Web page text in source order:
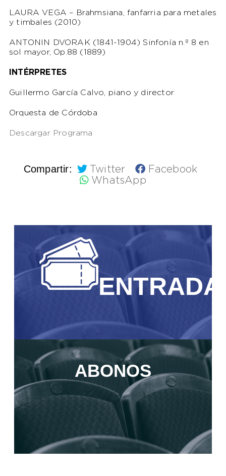
LAURA VEGA – Brahmsiana, fanfarria para metales
y timbales (2010)
ANTONIN DVORAK (1841-1904) Sinfonía n.º 8 en
sol mayor, Op.88 (1889)
INTÉRPRETES
Guillermo García Calvo, piano y director
Orquesta de Córdoba
Descargar Programa
Compartir: Twitter
Facebook
WhatsApp
ABONOS